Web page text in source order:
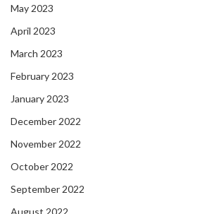
May 2023
April 2023
March 2023
February 2023
January 2023
December 2022
November 2022
October 2022
September 2022